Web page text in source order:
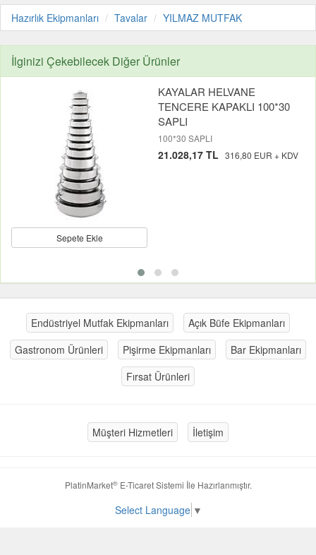
Hazırlık Ekipmanları Tavalar YILMAZ MUTFAK
İlginizi Çekebilecek Diğer Ürünler
Sepete Ekle
KAYALAR HELVANE
TENCERE KAPAKLI 100*30
SAPLI
100*30 SAPLI
21.028,17 TL 316,80 EUR + KDV
Endüstriyel Mutfak Ekipmanları
Açık Büfe Ekipmanları
Gastronom Ürünleri
Pişirme Ekipmanları
Bar Ekipmanları
Fırsat Ürünleri
Müşteri Hizmetleri İletişim
PlatinMarket®E-Ticaret Sistemi İle Hazırlanmıştır.
Select Language ▼